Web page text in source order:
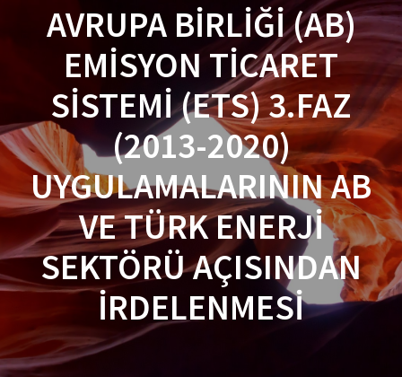
AVRUPA BİRLİĞİ (AB)
EMİSYON TİCARET
SİSTEMİ (ETS) 3.FAZ
(2013-2020)
UYGULAMALARININ AB
VE TÜRK ENERJİ
SEKTÖRÜ AÇISINDAN
İRDELENMESİ